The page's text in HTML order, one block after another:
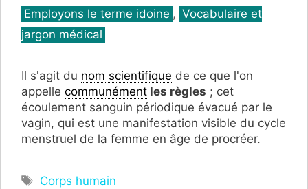
Catégories
Employons le terme idoine , Vocabulaire et
jargon médical
Il s'agit du nom scientifique de ce que l'on
appelle communément les règles ; cet
écoulement sanguin périodique évacué par le
vagin, qui est une manifestation visible du cycle
menstruel de la femme en âge de procréer.
Étiquettes
Corps humain